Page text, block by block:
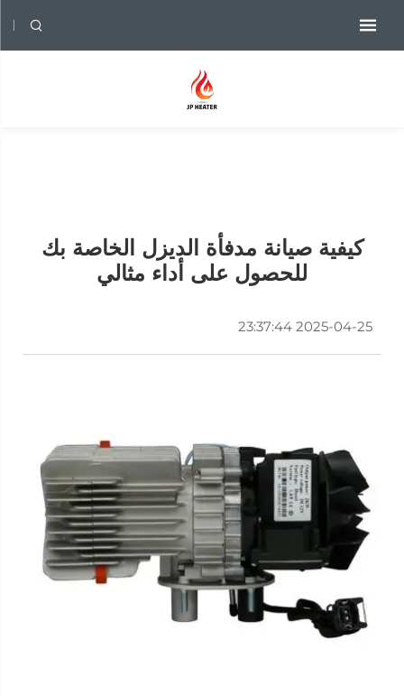
كيفية صيانة مدفأة الديزل الخاصة بك
للحصول على أداء مثالي
2025-04-25 23:37:44